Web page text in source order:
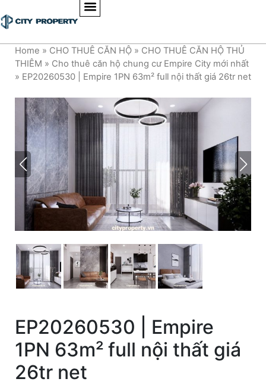
Home » CHO THUÊ CĂN HỘ » CHO THUÊ CĂN HỘ THỦ
THIÊM » Cho thuê căn hộ chung cư Empire City mới nhất
» EP20260530 | Empire 1PN 63m² full nội thất giá 26tr net
EP20260530 | Empire
1PN 63m² full nội thất giá
26tr net